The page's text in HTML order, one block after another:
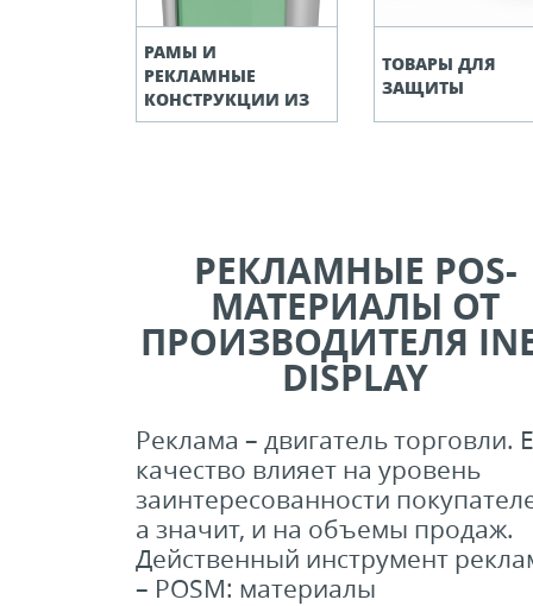
РАМЫ И
РЕКЛАМНЫЕ
КОНСТРУКЦИИ ИЗ
АЛЮМИНИЕВОГО
ТОВАРЫ ДЛЯ
ЗАЩИТЫ
РЕКЛАМНЫЕ POS-
МАТЕРИАЛЫ ОТ
ПРОИЗВОДИТЕЛЯ
DISPLAY
Реклама – двигатель торговли.
качество влияет на уровень
заинтересованности
а значит, и на объемы продаж.
Действенный инструмент
– POSМ: материалы